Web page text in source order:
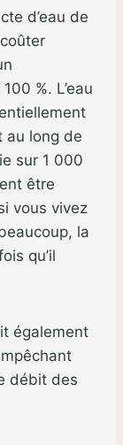
d’eau de
%. L’eau
au long de
sur 1 000
être
vous vivez
la
qu’il
également
débit des